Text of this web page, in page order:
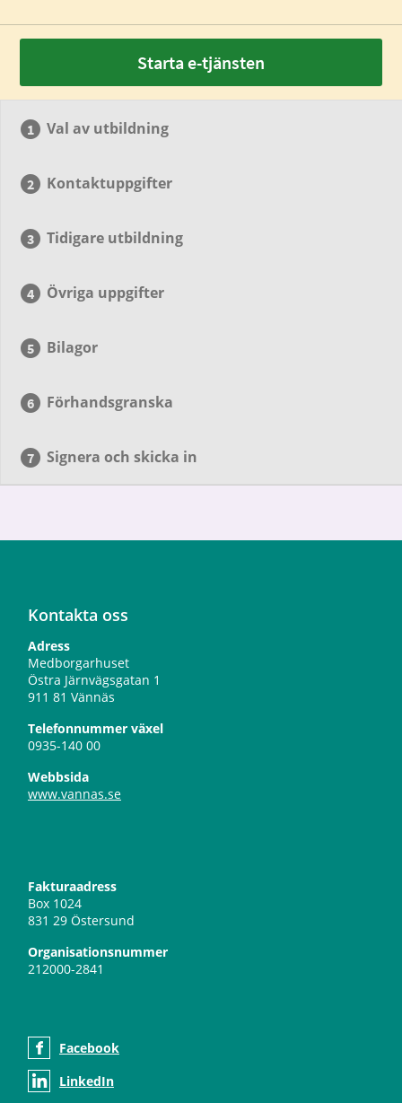
Starta e-tjänsten
Val av utbildning
Kontaktuppgifter
Tidigare utbildning
Övriga uppgifter
Bilagor
Förhandsgranska
Signera och skicka in
Kontakta oss
Adress
Medborgarhuset
Östra Järnvägsgatan 1
911 81 Vännäs
Telefonnummer växel
0935-140 00
Webbsida
www.vannas.se
Fakturaadress
Box 1024
831 29 Östersund
Organisationsnummer
212000-2841
Facebook
LinkedIn